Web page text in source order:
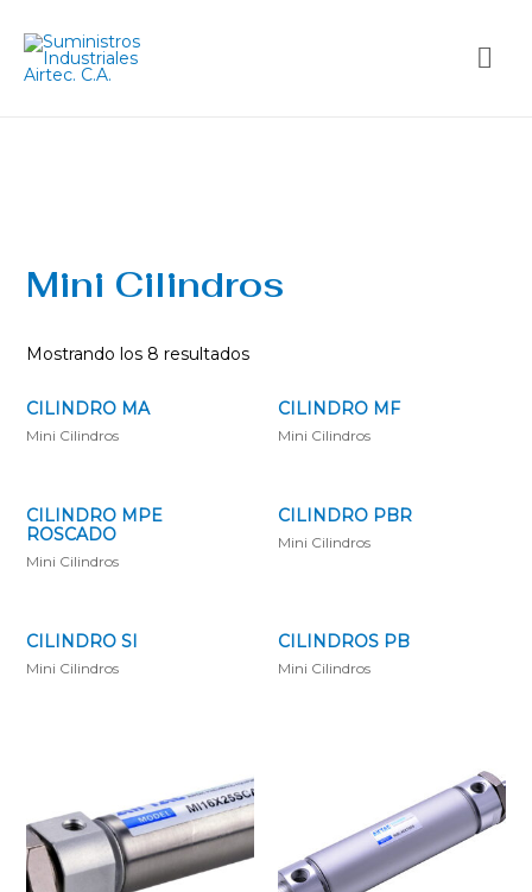
Mini Cilindros
Mostrando los 8 resultados
CILINDRO MA
Mini Cilindros
CILINDRO MF
Mini Cilindros
CILINDRO MPE
ROSCADO
Mini Cilindros
CILINDRO PBR
Mini Cilindros
CILINDRO SI
Mini Cilindros
CILINDROS PB
Mini Cilindros